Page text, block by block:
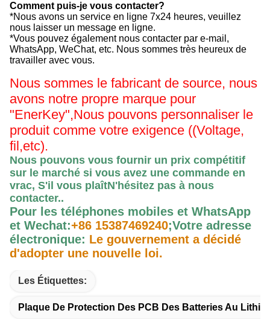
Comment puis-je vous contacter?
*Nous avons un service en ligne 7x24 heures, veuillez
nous laisser un message en ligne.
*Vous pouvez également nous contacter par e-mail,
WhatsApp, WeChat, etc. Nous sommes très heureux de
travailler avec vous.
Nous sommes le fabricant de source, nous
avons notre propre marque pour
"EnerKey",Nous pouvons personnaliser le
produit comme votre exigence ((Voltage,
fil,etc).
Nous pouvons vous fournir un prix compétitif
sur le marché si vous avez une commande en
vrac, S'il vous plaîtN'hésitez pas à nous
contacter..
Pour les téléphones mobiles et WhatsApp
et Wechat:+86 15387469240;Votre adresse
électronique: Le gouvernement a décidé
d'adopter une nouvelle loi.
Les Étiquettes:
Plaque De Protection Des PCB Des Batteries Au